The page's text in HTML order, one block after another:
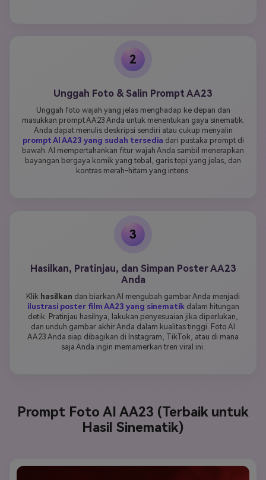
2
Unggah Foto & Salin Prompt AA23
Unggah foto wajah yang jelas menghadap ke depan dan
masukkan prompt AA23 Anda untuk menentukan gaya sinematik.
Anda dapat menulis deskripsi sendiri atau cukup menyalin
prompt AI AA23 yang sudah tersedia dari pustaka prompt di
bawah. AI mempertahankan fitur wajah Anda sambil menerapkan
bayangan bergaya komik yang tebal, garis tepi yang jelas, dan
kontras merah-hitam yang intens.
3
Hasilkan, Pratinjau, dan Simpan Poster AA23
Anda
Klik hasilkan dan biarkan AI mengubah gambar Anda menjadi
ilustrasi poster film AA23 yang sinematik dalam hitungan
detik. Pratinjau hasilnya, lakukan penyesuaian jika diperlukan,
dan unduh gambar akhir Anda dalam kualitas tinggi. Foto AI
AA23 Anda siap dibagikan di Instagram, TikTok, atau di mana
saja Anda ingin memamerkan tren viral ini.
Prompt Foto AI AA23 (Terbaik untuk
Hasil Sinematik)